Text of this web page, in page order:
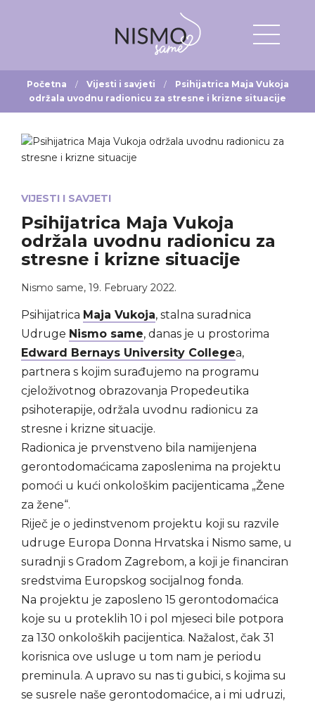
Početna Vijesti i savjeti
Psihijatrica Maja Vukoja
održala uvodnu radionicu za stresne i krizne situacije
VIJESTI I SAVJETI
Psihijatrica Maja Vukoja
održala uvodnu radionicu za
stresne i krizne situacije
Nismo same, 19. February 2022.
Psihijatrica Maja Vukoja, stalna suradnica
Udruge Nismo same, danas je u prostorima
Edward Bernays University Collegea,
partnera s kojim surađujemo na programu
cjeloživotnog obrazovanja Propedeutika
psihoterapije, održala uvodnu radionicu za
stresne i krizne situacije.
Radionica je prvenstveno bila namijenjena
gerontodomaćicama zaposlenima na projektu
pomoći u kući onkološkim pacijenticama „Žene
za žene“.
Riječ je o jedinstvenom projektu koji su razvile
udruge Europa Donna Hrvatska i Nismo same, u
suradnji s Gradom Zagrebom, a koji je financiran
sredstvima Europskog socijalnog fonda.
Na projektu je zaposleno 15 gerontodomaćica
koje su u proteklih 10 i pol mjeseci bile potpora
za 130 onkoloških pacijentica. Nažalost, čak 31
korisnica ove usluge u tom nam je periodu
preminula. A upravo su nas ti gubici, s kojima su
se susrele naše gerontodomaćice, a i mi udruzi,